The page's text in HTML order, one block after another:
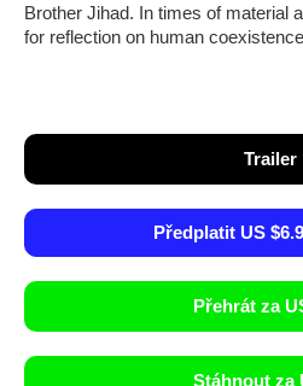
Brother Jihad. In times of material
for reflection on human
Trailer
Předplatit US
Přehrát za
Stáhnout za